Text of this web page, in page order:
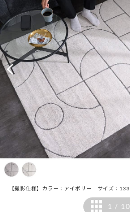
【撮影仕様】カラー：アイボリー サイズ：
1 / 10